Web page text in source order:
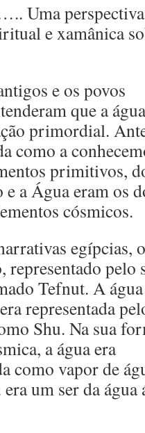
Uma perspectiva
e xamânica
e os povos
que a
primordial.
como a
primitivos,
e a Água eram os
cósmicos.
egípcias,
representado pelo
Tefnut. A
representada
Shu. Na sua
a água era
como vapor de
um ser da água